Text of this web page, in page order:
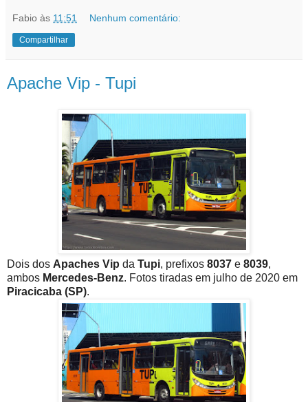
Fabio às 11:51 Nenhum comentário:
Compartilhar
Apache Vip - Tupi
Dois dos Apaches Vip da Tupi, prefixos 8037 e 8039,
ambos Mercedes-Benz. Fotos tiradas em julho de 2020 em
Piracicaba (SP).